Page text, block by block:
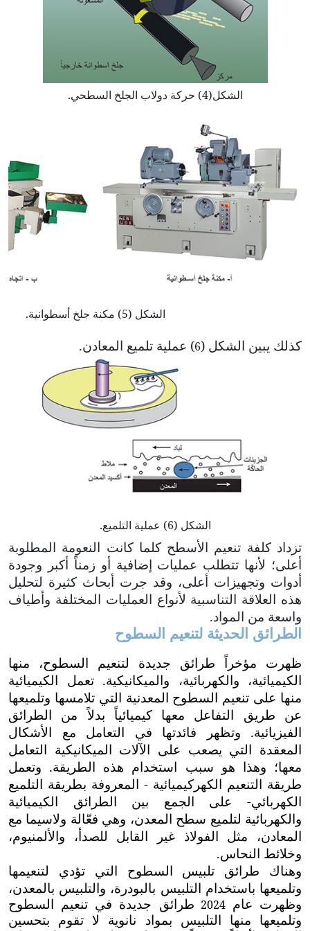
الشكل(4) حركة دولاب الجلخ السطحي.
الشكل (5) مكنة جلخ أسطوانية.
كذلك يبين الشكل (6) عملية تلميع المعادن.
الشكل (6) عملية التلميع.
تزداد كلفة تنعيم الأسطح كلما كانت النعومة المطلوبة
أعلى؛ لأنها تتطلب عمليات إضافية أو زمناً أكبر وجودة
أدوات وتجهيزات أعلى، وقد جرت أبحاث كثيرة لتحليل
هذه العلاقة التناسبية لأنواع العمليات المختلفة وأطياف
واسعة من المواد.
الطرائق الحديثة لتنعيم السطوح
ظهرت مؤخراً طرائق جديدة لتنعيم السطوح، منها
الكيميائية، والكهربائية، والميكانيكية. تعمل الكيميائية
منها على تنعيم السطوح المعدنية التي تلامسها وتلميعها
عن طريق التفاعل معها كيميائياً بدلاً من الطرائق
الفيزيائية. وتظهر فائدتها في التعامل مع الأشكال
المعقدة التي يصعب على الآلات الميكانيكية التعامل
معها؛ وهذا هو سبب استخدام هذه الطريقة. وتعمل
طريقة التنعيم الكهركيميائية - المعروفة بطريقة التلميع
الكهربائي- على الجمع بين الطرائق الكيميائية
والكهربائية لتلميع سطح المعدن، وهي فعّالة ولاسيما مع
المعادن، مثل الفولاذ غير القابل للصدأ، والألمنيوم،
وخلائط النحاس.
وهناك طرائق تلبيس السطوح التي تؤدي لتنعيمها
وتلميعها باستخدام التلبيس بالبودرة، والتلبيس بالمعدن،
وظهرت عام2024 طرائق جديدة في تنعيم السطوح
وتلميعها منها التلبيس بمواد نانوية لا تقوم بتحسين